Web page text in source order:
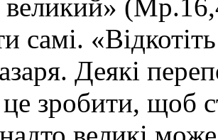
самі.
Деякі
зробити, щоб